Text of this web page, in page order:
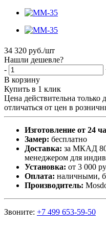
34 320 руб./шт
Нашли дешевле?
-
В корзину
Купить в 1 клик
Цена действительна только
отличаться от цен в
Изготовление от 24
Замер: бесплатно
Доставка: за МКАД
менеджером для
Установка: от 3 000
Оплата: наличными,
Производитель:
Звоните: +7 499 653-59-50